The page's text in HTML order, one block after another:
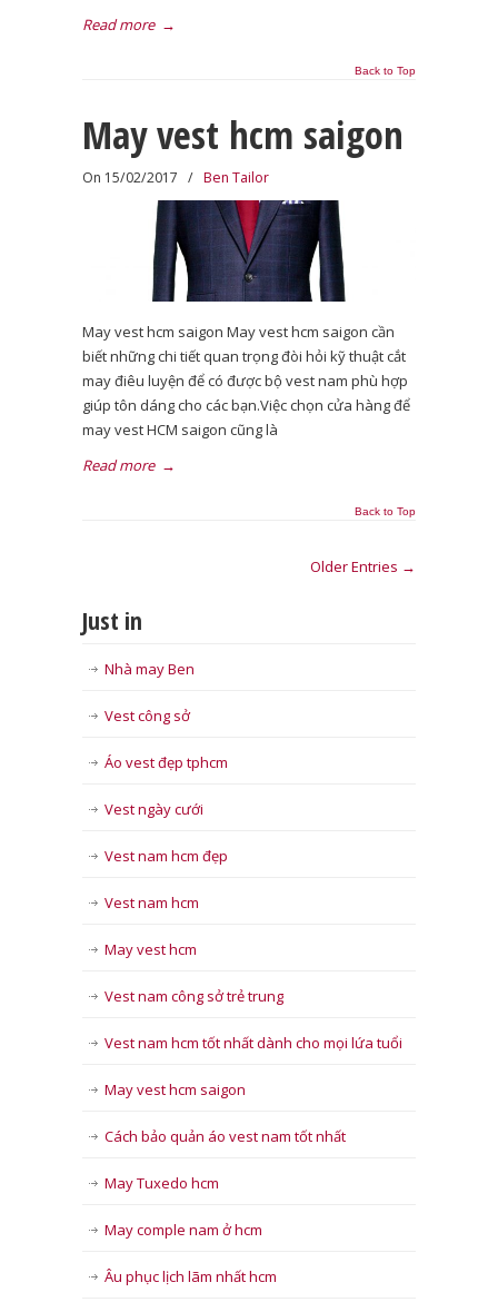
Read more →
Back to Top
May vest hcm saigon
On 15/02/2017 / Ben Tailor
May vest hcm saigon May vest hcm saigon cần
biết những chi tiết quan trọng đòi hỏi kỹ thuật cắt
may điêu luyện để có được bộ vest nam phù hợp
giúp tôn dáng cho các bạn.Việc chọn cửa hàng để
may vest HCM saigon cũng là
Read more →
Back to Top
Older Entries →
Just in
Nhà may Ben
Vest công sở
Áo vest đẹp tphcm
Vest ngày cưới
Vest nam hcm đẹp
Vest nam hcm
May vest hcm
Vest nam công sở trẻ trung
Vest nam hcm tốt nhất dành cho mọi lứa tuổi
May vest hcm saigon
Cách bảo quản áo vest nam tốt nhất
May Tuxedo hcm
May comple nam ở hcm
Âu phục lịch lãm nhất hcm